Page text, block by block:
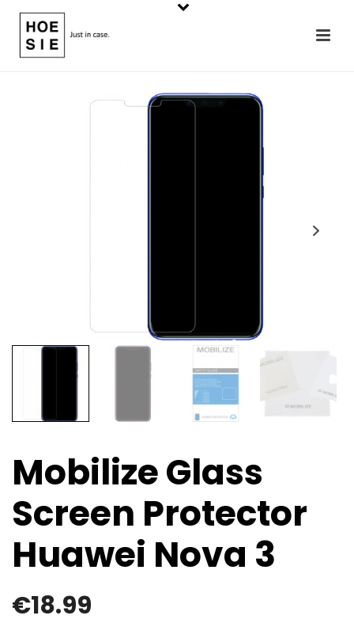
Mobilize Glass
Screen Protector
Huawei Nova 3
€18.99